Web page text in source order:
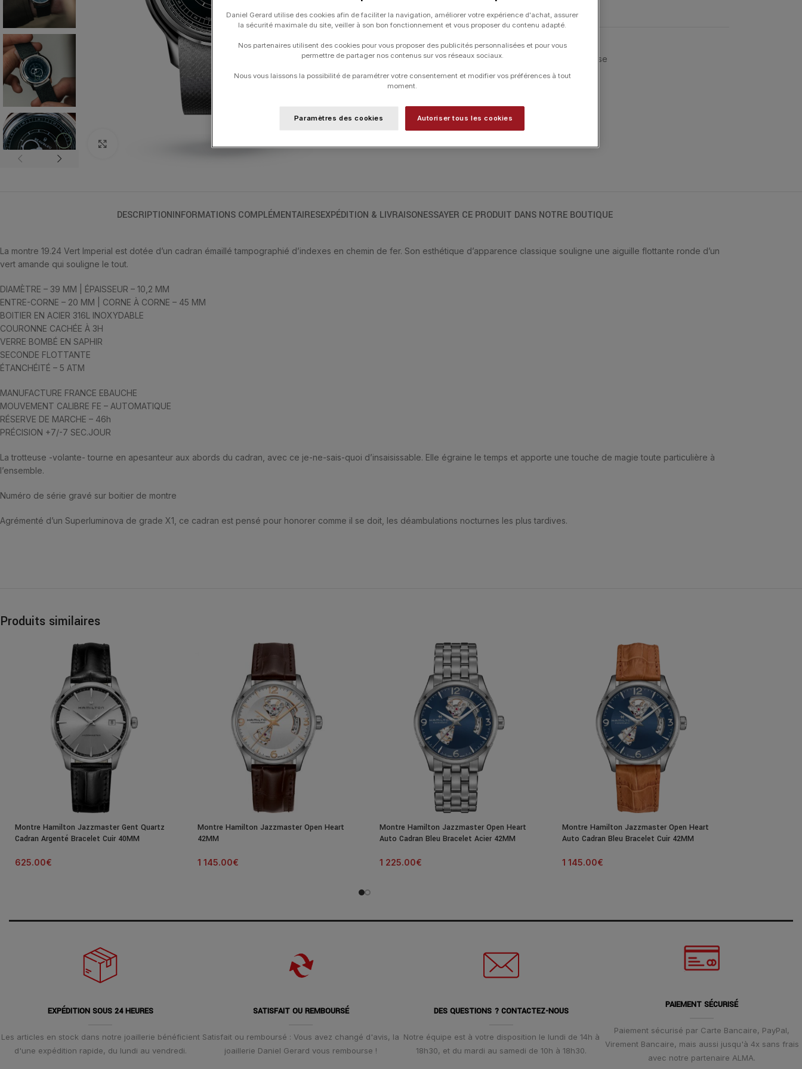
UGS :SF_19.24_vert_steel
Catégories : BEAUBLEU, HORLOGERIE Seconde Française
DESCRIPTIONINFORMATIONS COMPLÉMENTAIRESEXPÉDITION & LIVRAISONESSAYER CE PRODUIT DANS NOTRE BOUTIQUE
La montre 19.24 Vert Imperial est dotée d’un cadran émaillé tampographié d’indexes en chemin de fer. Son esthétique d’apparence classique souligne une aiguille flottante ronde d’un
vert amande qui souligne le tout.
DIAMÈTRE – 39 MM | ÉPAISSEUR – 10,2 MM
ENTRE-CORNE – 20 MM | CORNE À CORNE – 45 MM
BOITIER EN ACIER 316L INOXYDABLE
COURONNE CACHÉE À 3H
VERRE BOMBÉ EN SAPHIR
SECONDE FLOTTANTE
ÉTANCHÉITÉ – 5 ATM
MANUFACTURE FRANCE EBAUCHE
MOUVEMENT CALIBRE FE – AUTOMATIQUE
RÉSERVE DE MARCHE – 46h
PRÉCISION +7/-7 SEC.JOUR
La trotteuse -volante- tourne en apesanteur aux abords du cadran, avec ce je-ne-sais-quoi d’insaisissable. Elle égraine le temps et apporte une touche de magie toute particulière à
l’ensemble.
Numéro de série gravé sur boitier de montre
Agrémenté d’un Superluminova de grade X1, ce cadran est pensé pour honorer comme il se doit, les déambulations nocturnes les plus tardives.
Produits similaires
Montre Hamilton Jazzmaster Gent Quartz
Cadran Argenté Bracelet Cuir 40MM
625.00€
Montre Hamilton Jazzmaster Open Heart
42MM
1 145.00€
Montre Hamilton Jazzmaster Open Heart
Auto Cadran Bleu Bracelet Acier 42MM
1 225.00€
Montre Hamilton Jazzmaster Open Heart
Auto Cadran Bleu Bracelet Cuir 42MM
1 145.00€
EXPÉDITION SOUS 24 HEURES
Les articles en stock dans notre joaillerie bénéficient
d'une expédition rapide, du lundi au vendredi.
SATISFAIT OU REMBOURSÉ
Satisfait ou remboursé : Vous avez changé d'avis, la
joaillerie Daniel Gerard vous rembourse !
DES QUESTIONS ? CONTACTEZ-NOUS
Notre équipe est à votre disposition le lundi de 14h à
18h30, et du mardi au samedi de 10h à 18h30.
PAIEMENT SÉCURISÉ
Paiement sécurisé par Carte Bancaire, PayPal,
Virement Bancaire, mais aussi jusqu'à 4x sans frais
avec notre partenaire ALMA.
Daniel Gerard utilise des cookies afin de faciliter la navigation, améliorer votre expérience d'achat, assurer
la sécurité maximale du site, veiller à son bon fonctionnement et vous proposer du contenu adapté.
Nos partenaires utilisent des cookies pour vous proposer des publicités personnalisées et pour vous
permettre de partager nos contenus sur vos réseaux sociaux.
Nous vous laissons la possibilité de paramétrer votre consentement et modifier vos préférences à tout
moment.
Paramètres des cookies Autoriser tous les cookies